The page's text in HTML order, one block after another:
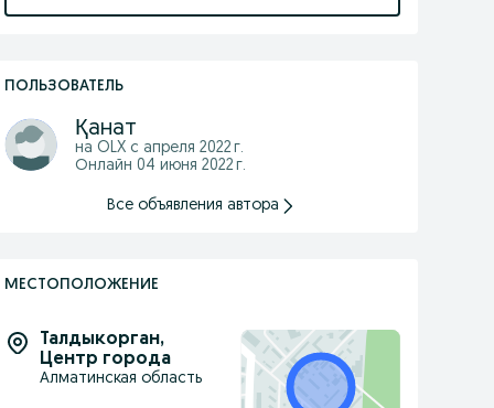
ПОЛЬЗОВАТЕЛЬ
Қанат
на OLX с апреля 2022 г.
Онлайн 04 июня 2022 г.
Все объявления автора
МЕСТОПОЛОЖЕНИЕ
Талдыкорган,
Центр города
Алматинская область